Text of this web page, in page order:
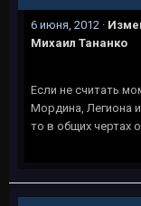
6 июня, 2012 ·
Михаил Тананко
Если не считать
Мордина, Легиона
то в общих чертах